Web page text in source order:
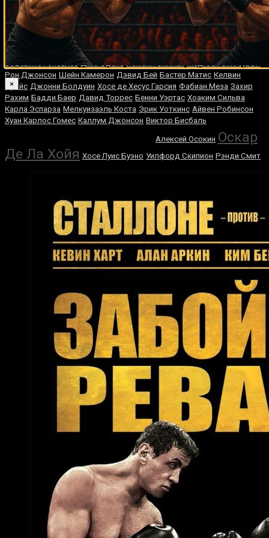
Игорь Потеря Алан Лей Уэйн Мартелл Эймос Джонсон
Хизни
Алтункая
Маркос Джеральдо Мехди Буадла
Паэа Вольфграмм
Гаринг Лэйн Дики Райан Алекс Перейра Боб Фостер
Трент
Броадхерст
Эдисон Миранда Хуан Карлос Хименес Феррейра
Зеферино Гонсалес Джо Эденс Исмаил Силлах Медгоен Сингсурат
Рон Джонсон Шейн Камерон Дэвид Бей Бастер Матис Келвин
Прайс Джонни Болдуин Хосе де Хесус Гарсия Фабиан Меза Захир
Рахим Бадди Баер Давид Торрес Бенни Уэртас Хоаким Сильва
Карла Эспарза Мелкуизаэль Коста Эрик Уоткинс Айвен Робинсон
Хуан Карлос Гомес Каллум Джонсон Виктор Бисбаль
Алексей Осокин Оскар
Де Ла Хойя Хосе Луис Буэно Уилфорд Скипион Рэнди Смит
×